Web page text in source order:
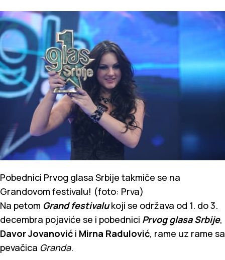
Pobednici Prvog glasa Srbije takmiče se na
Grandovom festivalu! (foto: Prva)
Na petom Grand festivalu koji se održava od 1. do 3.
decembra pojaviće se i pobednici Prvog glasa Srbije,
Davor Jovanović i Mirna Radulović, rame uz rame sa
pevačica Granda.